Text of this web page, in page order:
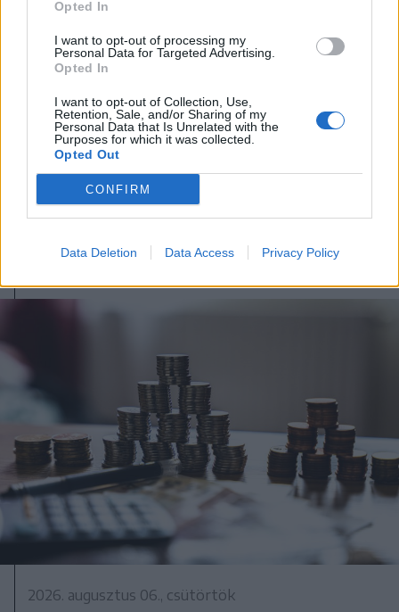
Opted In
I want to opt-out of processing my
Personal Data for Targeted Advertising.
Opted In
I want to opt-out of Collection, Use,
Retention, Sale, and/or Sharing of my
Personal Data that Is Unrelated with the
Purposes for which it was collected.
Opted Out
CONFIRM
Data Deletion Data Access Privacy Policy
Transelectrica: sikerült az előre
becsültnél és az előző évekhez
képest kevesebb áramot
fogyasztani a hónap eleje óta
2026. augusztus 06., csütörtök